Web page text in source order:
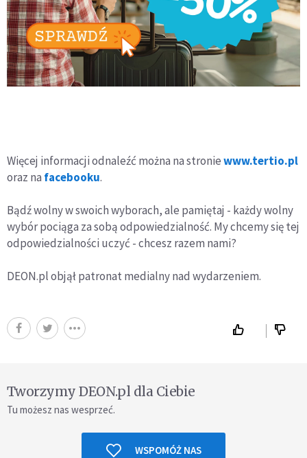
Więcej informacji odnaleźć można na stroniewww.tertio.pl
oraz na facebooku.
Bądź wolny w swoich wyborach, ale pamiętaj - każdy wolny
wybór pociąga za sobą odpowiedzialność. My chcemy się tej
odpowiedzialności uczyć - chcesz razem nami?
DEON.pl objął patronat medialny nad wydarzeniem.
Tworzymy DEON.pl dla Ciebie
Tu możesz nas wesprzeć.
WSPOMÓŻ NAS